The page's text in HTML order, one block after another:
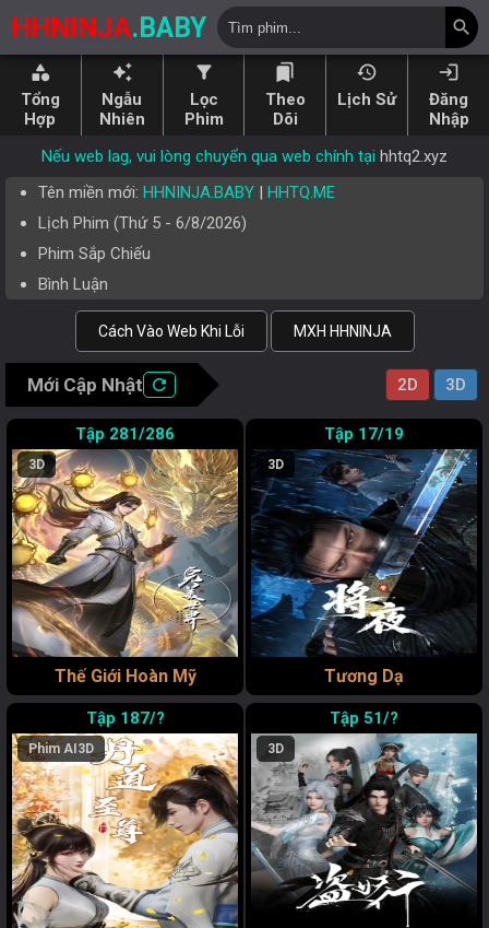
HHNINJA.BABY search
category
Tổng
Hợp
auto_awesome
Ngẫu
Nhiên
filter_alt
Lọc
Phim
bookmarks
Theo
Dõi
history
Lịch Sử
login
Đăng
Nhập
Nếu web lag, vui lòng chuyển qua web chính tại hhtq2.xyz
Tên miền mới: HHNINJA.BABY | HHTQ.ME
Lịch Phim (Thứ 5 - 6/8/2026)
Phim Sắp Chiếu
Bình Luận
Cách Vào Web Khi Lỗi MXH HHNINJA
Mới Cập Nhật refresh 2D 3D
281/286
3D
Thế Giới Hoàn Mỹ
17/19
3D
Tương Dạ
187/?
Phim AI 3D
51/?
3D